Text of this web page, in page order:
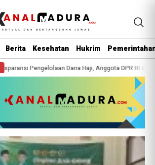
Berita Kesehatan Hukrim
Pengelolaan Dana Haji, Anggota DPR RI dan